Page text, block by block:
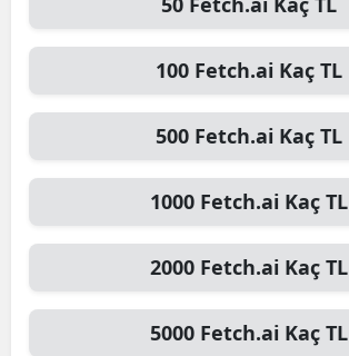
100 Fetch.ai Kaç TL
500 Fetch.ai Kaç TL
1000 Fetch.ai Kaç TL
2000 Fetch.ai Kaç TL
5000 Fetch.ai Kaç TL